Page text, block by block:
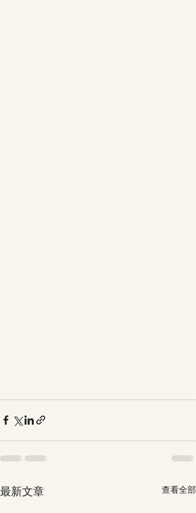
最新文章 查看全部